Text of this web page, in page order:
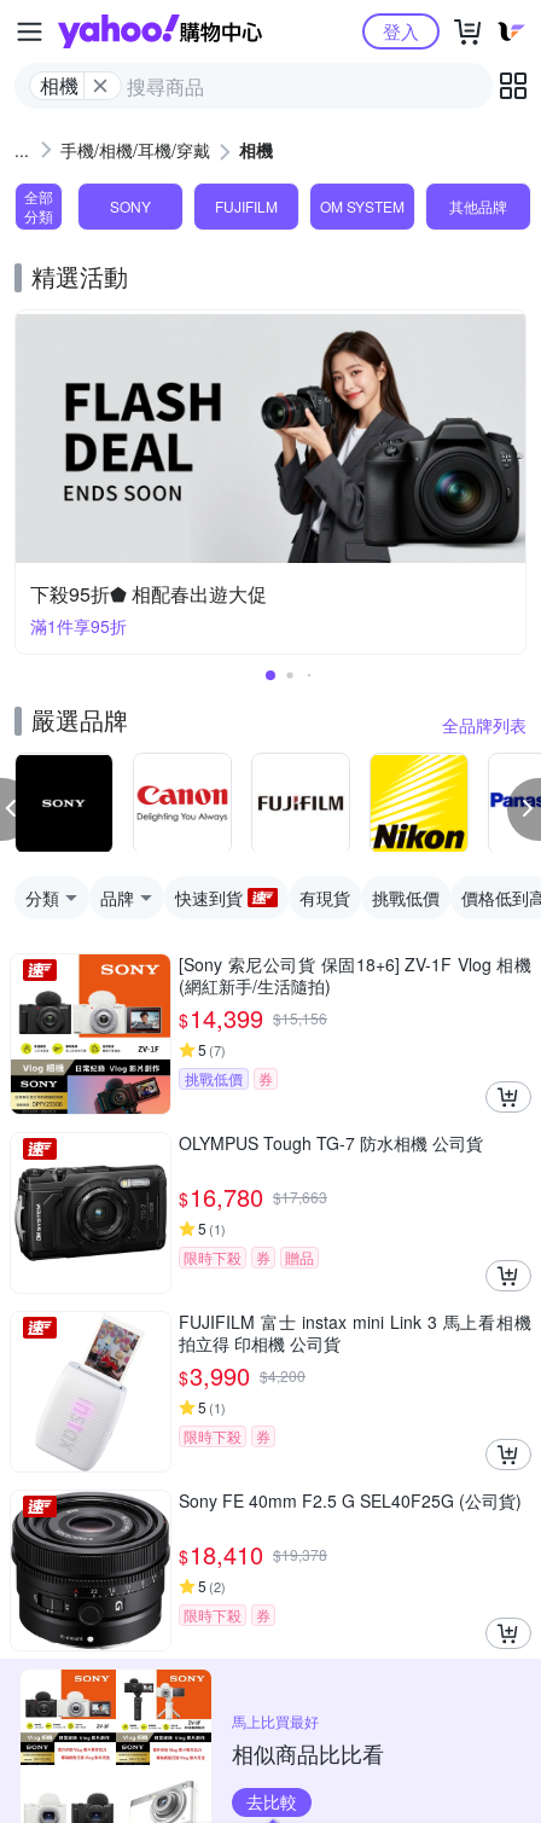
Yahoo購物中心
相機
登入
手機/相機/耳機/穿戴 相機
全部
分類
SONY FUJIFILM OM SYSTEM 其他品牌
精選活動
下殺95折⬟ 相配春出遊大促
滿1件享95折
嚴選品牌 全品牌列表
分類 品牌 快速到貨 有現貨 挑戰低價 價格低到
[Sony 索尼公司貨 保固18+6] ZV-1F Vlog 相機
(網紅新手/生活隨拍)
$14,399 $15,156
5 (7)
挑戰低價 券
OLYMPUS Tough TG-7 防水相機 公司貨
$16,780 $17,663
5 (1)
限時下殺 券 贈品
FUJIFILM 富士 instax mini Link 3 馬上看相機
拍立得 印相機 公司貨
$3,990 $4,200
5 (1)
限時下殺 券
Sony FE 40mm F2.5 G SEL40F25G (公司貨)
$18,410 $19,378
5 (2)
限時下殺 券
馬上比買最好
相似商品比比看
去比較